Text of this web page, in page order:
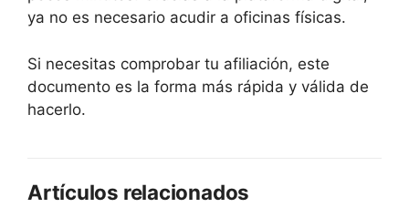
ya no es necesario acudir a oficinas físicas.
Si necesitas comprobar tu afiliación, este
documento es la forma más rápida y válida de
hacerlo.
Artículos relacionados